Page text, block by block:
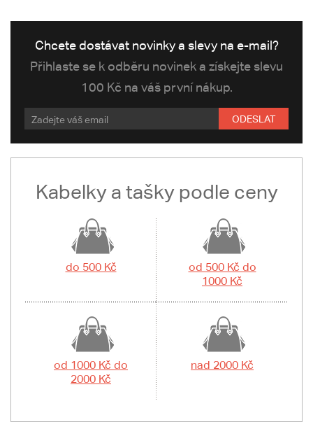
Chcete dostávat novinky a slevy na e-mail?
Přihlaste se k odběru novinek a získejte slevu
100 Kč na váš první nákup.
ODESLAT
Kabelky a tašky podle ceny
do 500 Kč
od 500 Kč do
1000 Kč
od 1000 Kč do
2000 Kč
nad 2000 Kč